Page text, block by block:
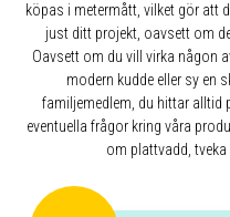
köpas i metermått, vilket gör att
just ditt projekt, oavsett om
Oavsett om du vill virka någon
modern kudde eller sy en
familjemedlem, du hittar alltid
eventuella frågor kring våra
om plattvadd,